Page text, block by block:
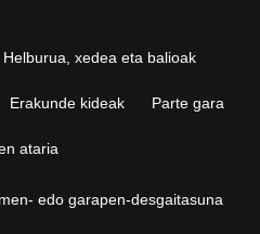
Helburua, xedea eta balioak
Erakunde kideak Parte gara
ataria
edo garapen-desgaitasuna